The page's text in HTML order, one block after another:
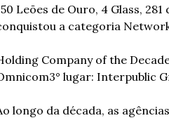
Leões de Ouro, 4 Glass,
a categoria
Company of the
3° lugar: Interpublic
longo da década, as